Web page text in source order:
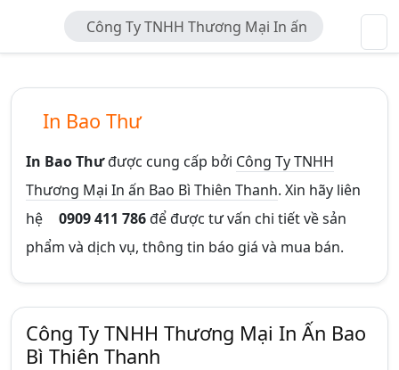
Công Ty TNHH Thương Mại In ấn
Bao Bì Thiên Thanh
In Bao Thư
In Bao Thưđược cung cấp bởi Công Ty TNHH
Thương Mại In ấn Bao Bì Thiên Thanh. Xin hãy liên
hệ
0909 411 786để được tư vấn chi tiết về sản
phẩm và dịch vụ, thông tin báo giá và mua bán.
Công Ty TNHH Thương Mại In Ấn Bao
Bì Thiên Thanh